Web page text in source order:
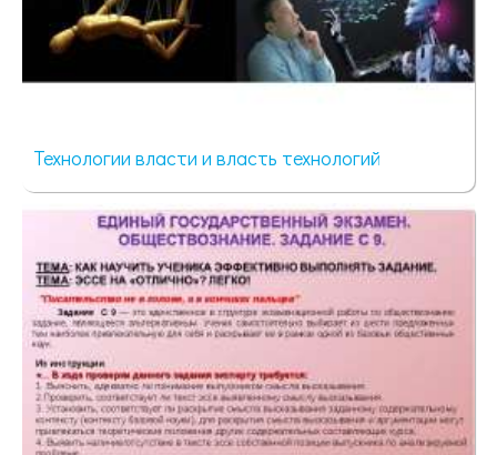
Технологии власти и власть технологий
58 просмотров